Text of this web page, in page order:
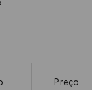
Preço